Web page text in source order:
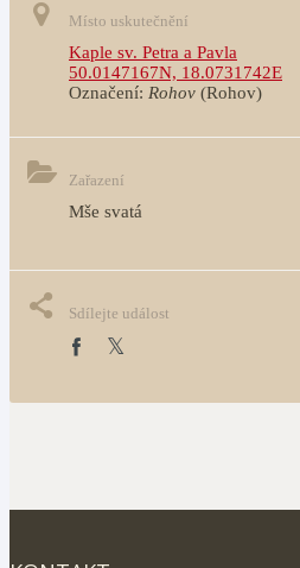
Místo uskutečnění
Kaple sv. Petra a Pavla
50.0147167N, 18.0731742E
Označení: Rohov (Rohov)
Zařazení
Mše svatá
Sdílejte událost